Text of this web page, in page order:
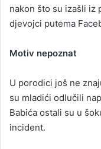
nakon što su izašli
djevojci putema
Motiv nepoznat
U porodici još ne
su mladići odlučili
Babića ostali su u
incident.